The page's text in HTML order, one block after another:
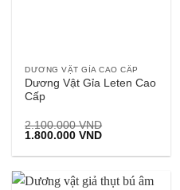
DƯƠNG VẬT GỈA CAO CẤP
Dương Vật Gỉa Leten Cao
Cấp
2.100.000VND
Giá
là:
1.800.000VNDGiá
tại
1.800.000 VND.